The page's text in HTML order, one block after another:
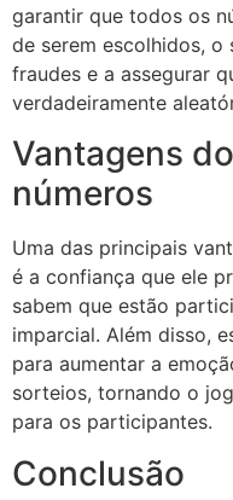
garantir que todos os
de serem escolhidos,
fraudes e a assegurar
verdadeiramente
Vantagens
números
Uma das principais
é a confiança que ele
sabem que estão
imparcial. Além disso,
para aumentar a
sorteios, tornando o
para os participantes.
Conclusão